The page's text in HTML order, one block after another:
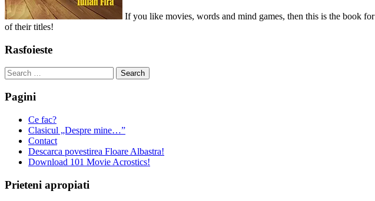
If you like movies, words and mind games, then this is the book
of their titles!
Rasfoieste
Search
for:
Pagini
Ce fac?
Clasicul „Despre mine…”
Contact
Descarca povestirea Floare Albastra!
Download 101 Movie Acrostics!
Prieteni apropiati